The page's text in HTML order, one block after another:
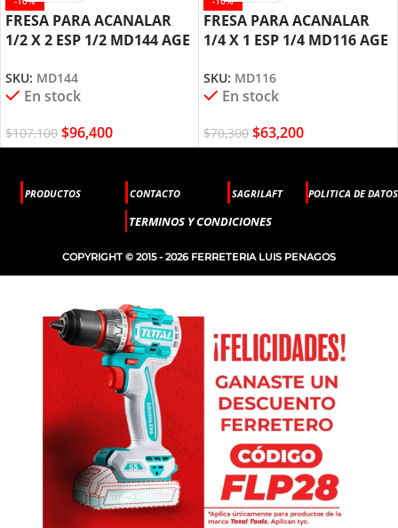
FRESA PARA ACANALAR
1/2 X 2 ESP 1/2 MD144 AGE
SKU: MD144
En stock
$107,100 $96,400
FRESA PARA ACANALAR
1/4 X 1 ESP 1/4 MD116 AGE
SKU: MD116
En stock
$70,300 $63,200
PRODUCTOS CONTACTO SAGRILAFT POLITICA DE DATOS
TERMINOS Y CONDICIONES
COPYRIGHT © 2015 - 2026 FERRETERIA LUIS PENAGOS